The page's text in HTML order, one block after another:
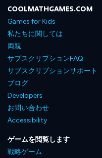
COOLMATHGAMES.COM
Games for Kids
私たちに関しては
両親
サブスクリプションFAQ
サブスクリプションサポート
ブログ
Developers
お問い合わせ
Accessibility
ゲームを閲覧します
戦略ゲーム